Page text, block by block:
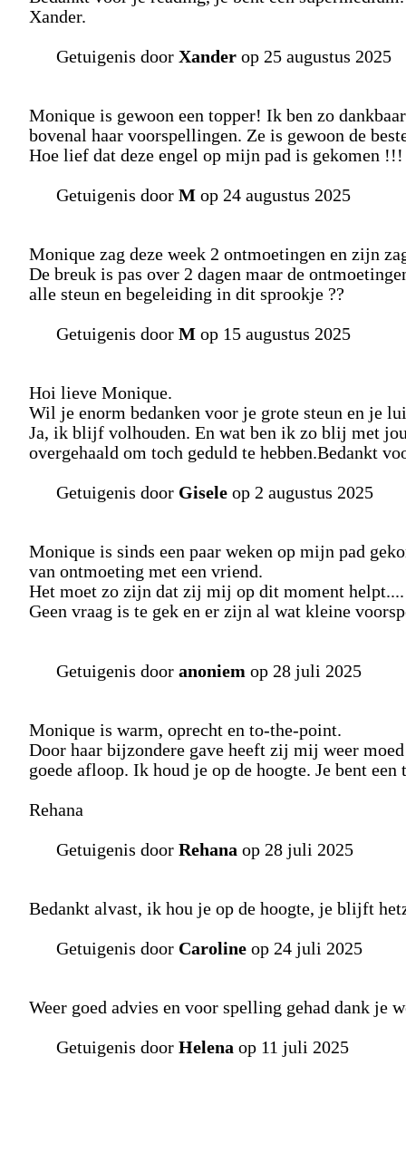
Xander.
Getuigenis door Xander op 25 augustus 2025
Monique is gewoon een topper! Ik ben zo
bovenal haar voorspellingen. Ze is gewoon de
Hoe lief dat deze engel op mijn pad is gekomen !!!
Getuigenis door M op 24 augustus 2025
Monique zag deze week 2 ontmoetingen en zijn
De breuk is pas over 2 dagen maar de
alle steun en begeleiding in dit sprookje ??
Getuigenis door M op 15 augustus 2025
Hoi lieve Monique.
Wil je enorm bedanken voor je grote steun en je
Ja, ik blijf volhouden. En wat ben ik zo blij met
overgehaald om toch geduld te hebben.Bedankt
Getuigenis door Gisele op 2 augustus 2025
Monique is sinds een paar weken op mijn pad
van ontmoeting met een vriend.
Het moet zo zijn dat zij mij op dit moment helpt....
Geen vraag is te gek en er zijn al wat kleine
Getuigenis door anoniem op 28 juli 2025
Monique is warm, oprecht en to-the-point.
Door haar bijzondere gave heeft zij mij weer
goede afloop. Ik houd je op de hoogte. Je bent
Rehana
Getuigenis door Rehana op 28 juli 2025
Bedankt alvast, ik hou je op de hoogte, je blijft
Getuigenis door Caroline op 24 juli 2025
Weer goed advies en voor spelling gehad dank je
Getuigenis door Helena op 11 juli 2025